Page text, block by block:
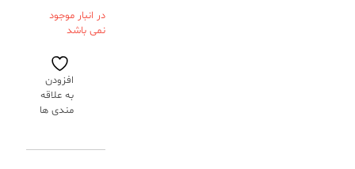
در انبار موجود
نمی باشد
افزودن
به علاقه
مندی ها